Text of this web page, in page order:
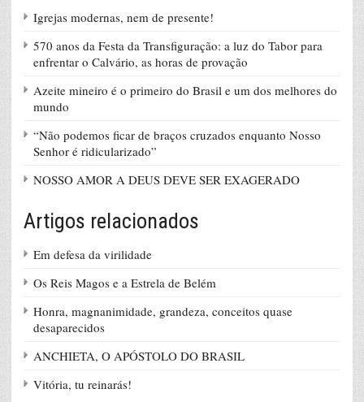
Igrejas modernas, nem de presente!
570 anos da Festa da Transfiguração: a luz do Tabor para
enfrentar o Calvário, as horas de provação
Azeite mineiro é o primeiro do Brasil e um dos melhores do
mundo
“Não podemos ficar de braços cruzados enquanto Nosso
Senhor é ridicularizado”
NOSSO AMOR A DEUS DEVE SER EXAGERADO
Artigos relacionados
Em defesa da virilidade
Os Reis Magos e a Estrela de Belém
Honra, magnanimidade, grandeza, conceitos quase
desaparecidos
ANCHIETA, O APÓSTOLO DO BRASIL
Vitória, tu reinarás!